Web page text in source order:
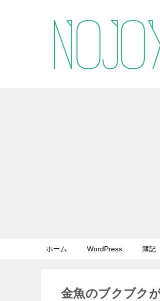
ホーム WordPress 簿記
金魚のブクブク